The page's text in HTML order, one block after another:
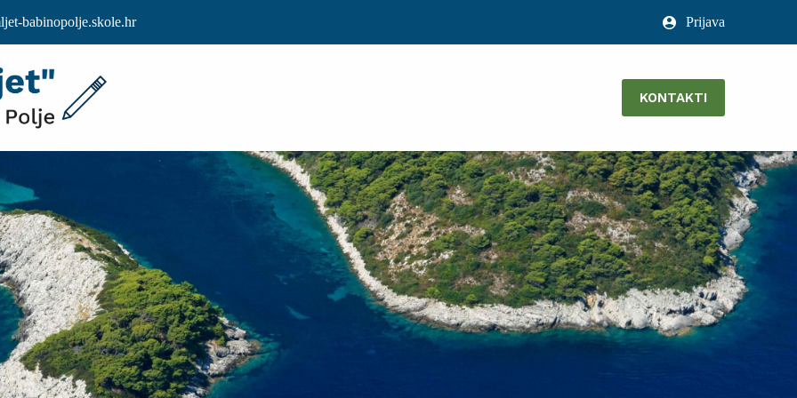
babinopolje.skole.hr Prijava
KONTAKTI